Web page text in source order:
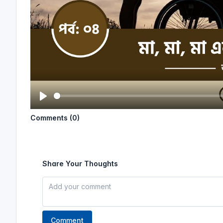
P
l
Comments (0)
Share Your Thoughts
Comment